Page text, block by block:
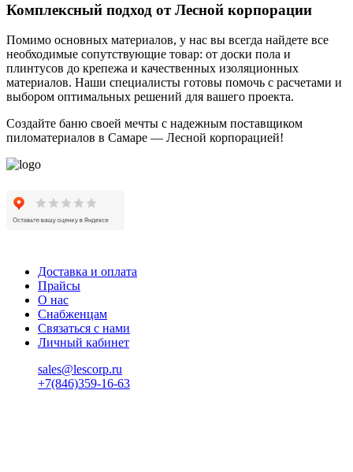
Комплексный подход от Лесной корпорации
Помимо основных материалов, у нас вы всегда найдете все
необходимые сопутствующие товар: от доски пола и
плинтусов до крепежа и качественных изоляционных
материалов. Наши специалисты готовы помочь с расчетами и
выбором оптимальных решений для вашего проекта.
Создайте баню своей мечты с надежным поставщиком
пиломатериалов в Самаре — Лесной корпорацией!
Доставка и оплата
Прайсы
О нас
Снабженцам
Связаться с нами
Личный кабинет
sales@lescorp.ru
+7(846)359-16-63